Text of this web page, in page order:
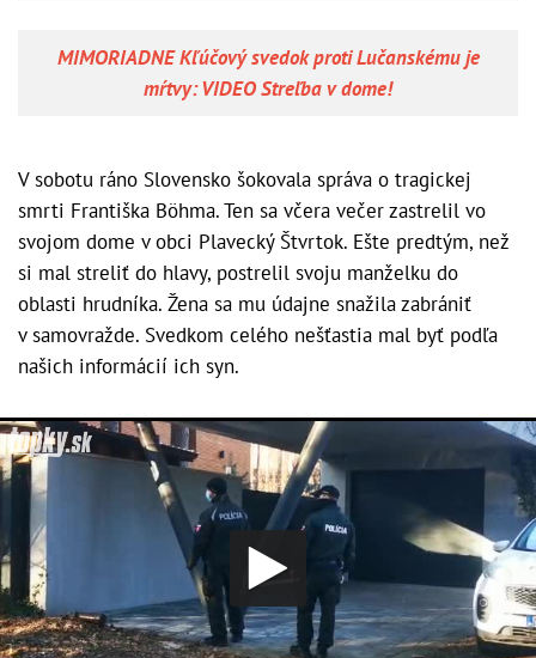
MIMORIADNE Kľúčový svedok proti Lučanskému je
mŕtvy: VIDEO Streľba v dome!
V sobotu ráno Slovensko šokovala správa o tragickej
smrti Františka Böhma. Ten sa včera večer zastrelil vo
svojom dome v obci Plavecký Štvrtok. Ešte predtým, než
si mal streliť do hlavy, postrelil svoju manželku do
oblasti hrudníka. Žena sa mu údajne snažila zabrániť
v samovražde. Svedkom celého nešťastia mal byť podľa
našich informácií ich syn.